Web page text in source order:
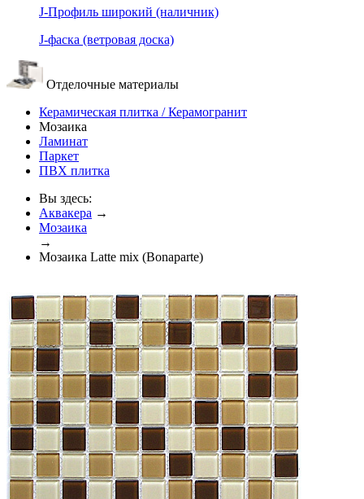
J-Профиль широкий (наличник)
J-фаска (ветровая доска)
Отделочные материалы
Керамическая плитка / Керамогранит
Мозаика
Ламинат
Паркет
ПВХ плитка
Вы здесь:
Аквакера →
Мозаика
→
Мозаика Latte mix (Bonaparte)